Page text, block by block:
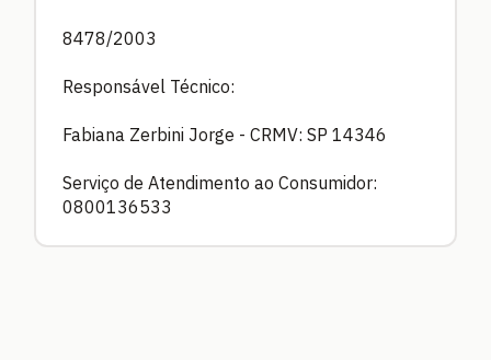
8478/2003
Responsável Técnico:
Fabiana Zerbini Jorge - CRMV: SP 14346
Serviço de Atendimento ao Consumidor:
0800136533